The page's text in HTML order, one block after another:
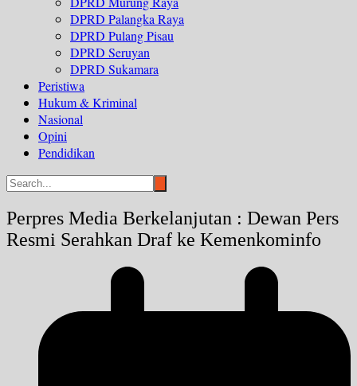
DPRD Palangka Raya
DPRD Pulang Pisau
DPRD Seruyan
DPRD Sukamara
Peristiwa
Hukum & Kriminal
Nasional
Opini
Pendidikan
Perpres Media Berkelanjutan : Dewan Pers
Resmi Serahkan Draf ke Kemenkominfo